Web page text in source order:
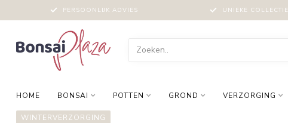
PERSOONLIJK ADVIES UNIEKE COLLECTIE
HOME BONSAI POTTEN GROND VERZORGING
WINTERVERZORGING